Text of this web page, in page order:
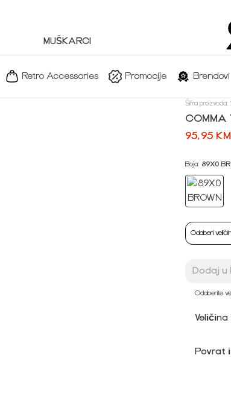
MUŠKARCI
Retro Accessories Promocije Brendovi
Šifra proizvoda:
COMMA
95,95 KM
Boja: 89X0
Odaberi
Dodaj u
Odaberite
Povrat